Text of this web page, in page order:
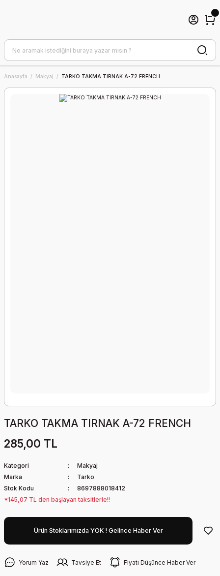
Anasayfa Makyaj TARKO TAKMA TIRNAK A-72 FRENCH
TARKO TAKMA TIRNAK A-72 FRENCH
285,00 TL
Kategori
Makyaj
Marka
Tarko
Stok Kodu
8697888018412
*145,07 TL den başlayan taksitlerle!!
Ürün Stoklarımızda YOK ! Gelince Haber Ver
Yorum Yaz Tavsiye Et Fiyatı Düşünce Haber Ver